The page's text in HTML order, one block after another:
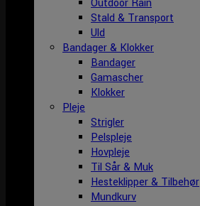
Outdoor Rain
Stald & Transport
Uld
Bandager & Klokker
Bandager
Gamascher
Klokker
Pleje
Strigler
Pelspleje
Hovpleje
Til Sår & Muk
Hesteklipper & Tilbehør
Mundkurv